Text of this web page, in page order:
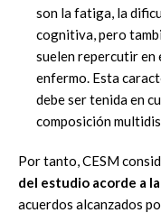
son la fatiga, la
cognitiva, pero
suelen repercutir
enfermo. Esta
debe ser tenida en
composición
Por tanto, CESM
del estudio acorde a
acuerdos alcanzados